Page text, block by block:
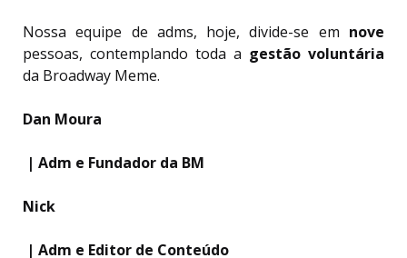
Nossa equipe de adms, hoje, divide-se em nove
pessoas, contemplando toda a gestão voluntária
da Broadway Meme.
Dan Moura
| Adm e Fundador da BM
Nick
| Adm e Editor de Conteúdo